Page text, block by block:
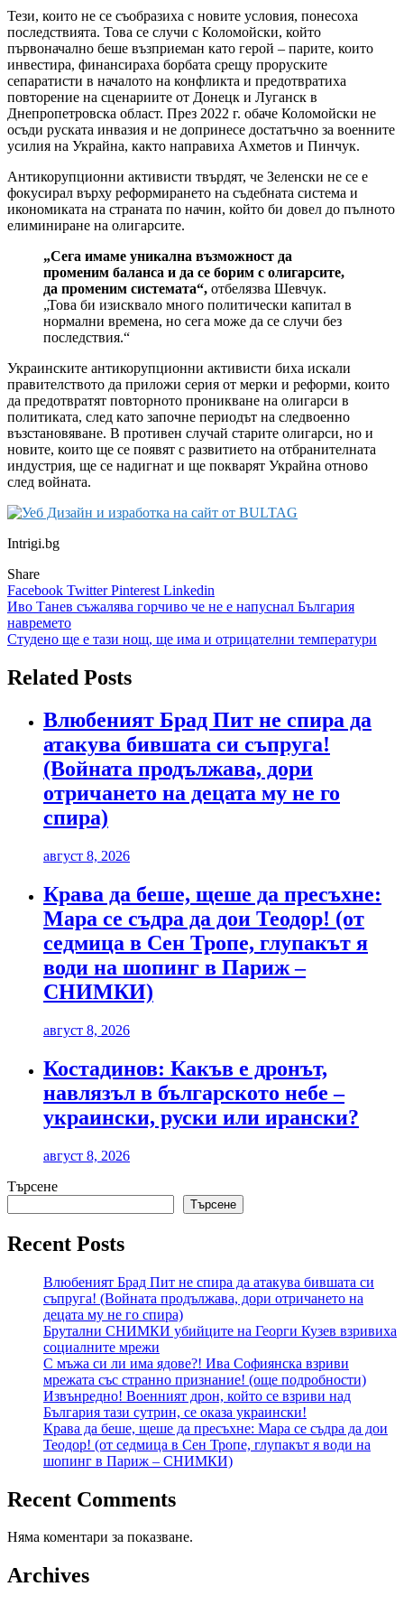
Тези, които не се съобразиха с новите условия, понесоха
последствията. Това се случи с Коломойски, който
първоначално беше възприеман като герой – парите, които
инвестира, финансираха борбата срещу проруските
сепаратисти в началото на конфликта и предотвратиха
повторение на сценариите от Донецк и Луганск в
Днепропетровска област. През 2022 г. обаче Коломойски не
осъди руската инвазия и не допринесе достатъчно за военните
усилия на Украйна, както направиха Ахметов и Пинчук.
Антикорупционни активисти твърдят, че Зеленски не се е
фокусирал върху реформирането на съдебната система и
икономиката на страната по начин, който би довел до пълното
елиминиране на олигарсите.
„Сега имаме уникална възможност да
променим баланса и да се борим с олигарсите,
да променим системата“, отбелязва Шевчук.
„Това би изисквало много политически капитал в
нормални времена, но сега може да се случи без
последствия.“
Украинските антикорупционни активисти биха искали
правителството да приложи серия от мерки и реформи, които
да предотвратят повторното проникване на олигарси в
политиката, след като започне периодът на следвоенно
възстановяване. В противен случай старите олигарси, но и
новите, които ще се появят с развитието на отбранителната
индустрия, ще се надигнат и ще покварят Украйна отново
след войната.
Intrigi.bg
Share
Facebook TwitterPinterestLinkedin
Навигация
Иво Танев съжалява горчиво че не е напуснал България
навремето
Студено ще е тази нощ, ще има и отрицателни температури
Related Posts
Влюбеният Брад Пит не спира да
атакува бившата си съпруга!
(Войната продължава, дори
отричането на децата му не го
спира)
август 8, 2026
Крава да беше, щеше да пресъхне:
Мара се съдра да дои Теодор! (от
седмица в Сен Тропе, глупакът я
води на шопинг в Париж –
СНИМКИ)
август 8, 2026
Костадинов: Какъв е дронът,
навлязъл в българското небе –
украински, руски или ирански?
август 8, 2026
Търсене
Търсене
Recent Posts
Влюбеният Брад Пит не спира да атакува бившата си
съпруга! (Войната продължава, дори отричането на
децата му не го спира)
Брутални СНИМКИ убийците на Георги Кузев взривиха
социалните мрежи
С мъжа си ли има ядове?! Ива Софиянска взриви
мрежата със странно признание! (още подробности)
Извънредно! Военният дрон, който се взриви над
България тази сутрин, се оказа украински!
Крава да беше, щеше да пресъхне: Мара се съдра да дои
Теодор! (от седмица в Сен Тропе, глупакът я води на
шопинг в Париж – СНИМКИ)
Recent Comments
Няма коментари за показване.
Archives